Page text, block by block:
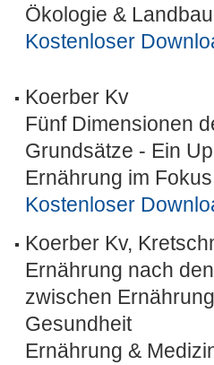
Ökologie &
Kostenloser
Koerber Kv
Fünf Dimensionen
Grundsätze - Ein
Ernährung im
Kostenloser
Koerber Kv,
Ernährung nach
zwischen
Gesundheit
Ernährung &